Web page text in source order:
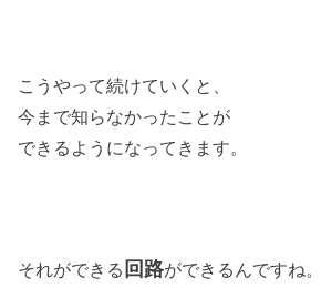
こうやって続けていくと、
今まで知らなかったことが
できるようになってきます。
それができる 回路ができるんですね。